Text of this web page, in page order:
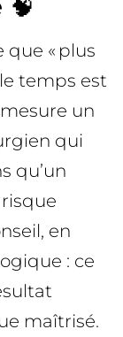
que « plus
temps est
un
qui
qu’un
en
: ce
maîtrisé.